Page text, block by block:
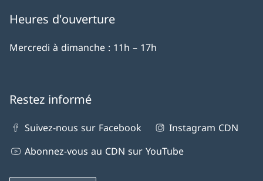
Heures d'ouverture
Mercredi à dimanche : 11h – 17h
Restez informé
Suivez-nous sur Facebook
Instagram CDN
Abonnez-vous au CDN sur YouTube